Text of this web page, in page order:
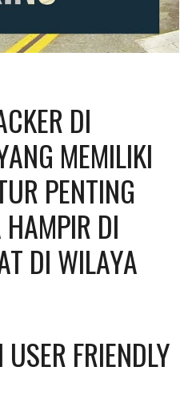
DI
MEMILIKI
PENTING
HAMPIR DI
DI WILAYA
FRIENDLY